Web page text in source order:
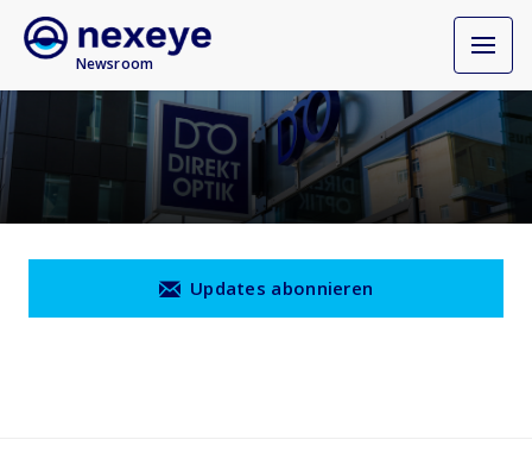
Newsroom
Updates abonnieren